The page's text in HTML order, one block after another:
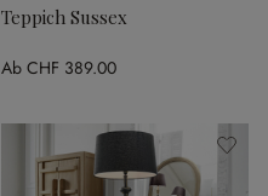
Teppich Sussex
Ab CHF 389.00